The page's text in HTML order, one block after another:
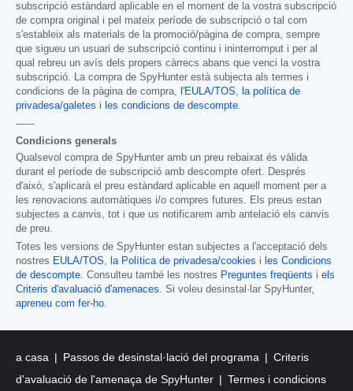
subscripció estàndard aplicable en el moment de la vostra subscripció
de compra original i pel mateix període de subscripció o tal com
s'estableix als materials de la promoció/pàgina de compra, sempre
que sigueu un usuari de subscripció continu i ininterromput i per al
qual rebreu un avís dels propers càrrecs abans que venci la vostra
subscripció. La compra de SpyHunter està subjecta als termes i
condicions de la pàgina de compra, l'EULA/TOS, la política de
privadesa/galetes i les condicions de descompte.
------
Condicions generals
Qualsevol compra de SpyHunter amb un preu rebaixat és vàlida
durant el període de subscripció amb descompte ofert. Després
d'això, s'aplicarà el preu estàndard aplicable en aquell moment per a
les renovacions automàtiques i/o compres futures. Els preus estan
subjectes a canvis, tot i que us notificarem amb antelació els canvis
de preu.
Totes les versions de SpyHunter estan subjectes a l'acceptació dels
nostres EULA/TOS, la Política de privadesa/cookies i les Condicions
de descompte. Consulteu també les nostres Preguntes freqüents i els
Criteris d'avaluació d'amenaces. Si voleu desinstal·lar SpyHunter,
apreneu com fer-ho.
a casa Passos de desinstal·lació del programa
Criteris
d'avaluació de l'amenaça de SpyHunter
Termes i condicions